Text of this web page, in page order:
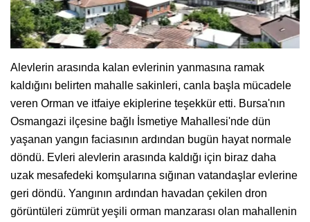
Alevlerin arasında kalan evlerinin yanmasına ramak
kaldığını belirten mahalle sakinleri, canla başla mücadele
veren Orman ve itfaiye ekiplerine teşekkür etti. Bursa'nın
Osmangazi ilçesine bağlı İsmetiye Mahallesi'nde dün
yaşanan yangın faciasının ardından bugün hayat normale
döndü. Evleri alevlerin arasında kaldığı için biraz daha
uzak mesafedeki komşularına sığınan vatandaşlar evlerine
geri döndü. Yangının ardından havadan çekilen dron
görüntüleri zümrüt yeşili orman manzarası olan mahallenin